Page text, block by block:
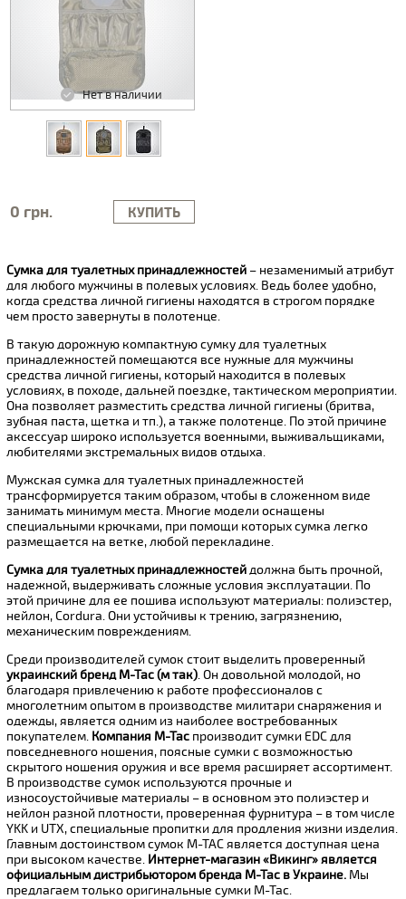
Нет в наличии
0 грн. КУПИТЬ
Сумка для туалетных принадлежностей – незаменимый атрибут
для любого мужчины в полевых условиях. Ведь более удобно,
когда средства личной гигиены находятся в строгом порядке
чем просто завернуты в полотенце.
В такую дорожную компактную сумку для туалетных
принадлежностей помещаются все нужные для мужчины
средства личной гигиены, который находится в полевых
условиях, в походе, дальней поездке, тактическом мероприятии.
Она позволяет разместить средства личной гигиены (бритва,
зубная паста, щетка и тп.), а также полотенце. По этой причине
аксессуар широко используется военными, выживальщиками,
любителями экстремальных видов отдыха.
Мужская сумка для туалетных принадлежностей
трансформируется таким образом, чтобы в сложенном виде
занимать минимум места. Многие модели оснащены
специальными крючками, при помощи которых сумка легко
размещается на ветке, любой перекладине.
Сумка для туалетных принадлежностейдолжна быть прочной,
надежной, выдерживать сложные условия эксплуатации. По
этой причине для ее пошива используют материалы: полиэстер,
нейлон, Cordura. Они устойчивы к трению, загрязнению,
механическим повреждениям.
Среди производителей сумок стоит выделить проверенный
украинский бренд М-Тас (м так). Он довольной молодой, но
благодаря привлечению к работе профессионалов с
многолетним опытом в производстве милитари снаряжения и
одежды, является одним из наиболее востребованных
покупателем. Компания М-Тас производит сумки EDC для
повседневного ношения, поясные сумки с возможностью
скрытого ношения оружия и все время расширяет ассортимент.
В производстве сумок используются прочные и
износоустойчивые материалы – в основном это полиэстер и
нейлон разной плотности, проверенная фурнитура – в том числе
YKK и UTX, специальные пропитки для продления жизни изделия.
Главным достоинством сумок М-ТАС является доступная цена
при высоком качестве. Интернет-магазин «Викинг» является
официальным дистрибьютором бренда М-Тас в Украине. Мы
предлагаем только оригинальные сумки M-Tac.